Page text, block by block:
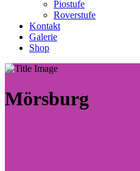
Piostufe
Roverstufe
Kontakt
Galerie
Shop
Mörsburg